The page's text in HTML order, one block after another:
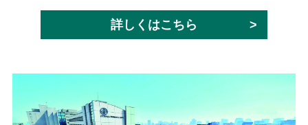
詳しくはこちら